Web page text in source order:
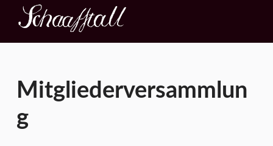
Mitgliederversammlun
g